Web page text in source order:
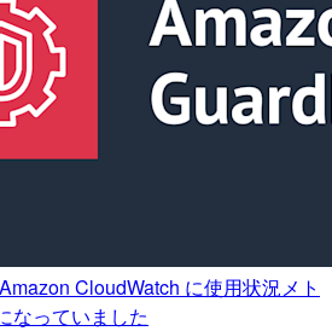
CloudWatch に使用状況メト
なっていました